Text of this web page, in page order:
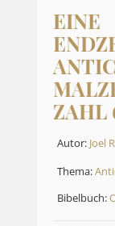
EINE
ZAHL
Autor: Joel
Thema:
Bibelbuch: